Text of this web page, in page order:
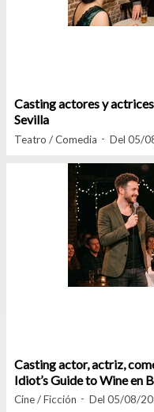
Casting actores y
Sevilla
Teatro / Comedia Del 05/
Casting actor, actriz,
Idiot’s Guide to Wine en
Cine / Ficción Del 05/08/